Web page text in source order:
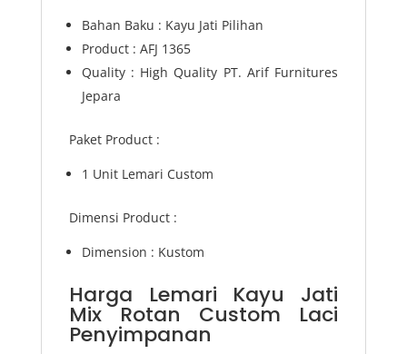
Bahan Baku : Kayu Jati Pilihan
Product : AFJ 1365
Quality : High Quality PT. Arif Furnitures
Jepara
Paket Product :
1 Unit Lemari Custom
Dimensi Product :
Dimension : Kustom
Harga Lemari Kayu Jati
Mix Rotan Custom Laci
Penyimpanan